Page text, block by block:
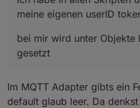
meine eigenen userID
bei mir wird unter Objekte
gesetzt
Im MQTT Adapter gibts ein
default glaub leer. Da